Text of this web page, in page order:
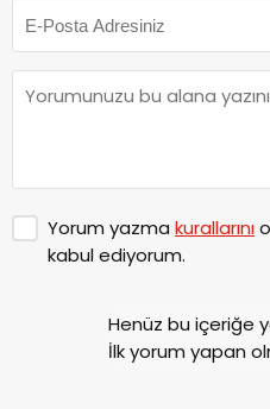
Yorum yazma kurallarını
kabul ediyorum.
Henüz bu içeriğe
İlk yorum yapan